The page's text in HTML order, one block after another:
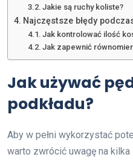
Jakie są ruchy koliste?
Najczęstsze błędy
Jak kontrolować ilość
Jak zapewnić
Jak używać
podkładu?
Aby w pełni wykorzystać
warto zwrócić uwagę na